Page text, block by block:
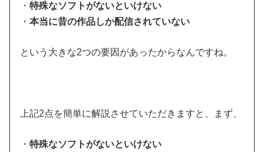
・特殊なソフトがないといけない
・本当に昔の作品しか配信されていない
という大きな2つの要因があったからなんですね。
上記2点を簡単に解説させていただきますと、まず、
・特殊なソフトがないといけない